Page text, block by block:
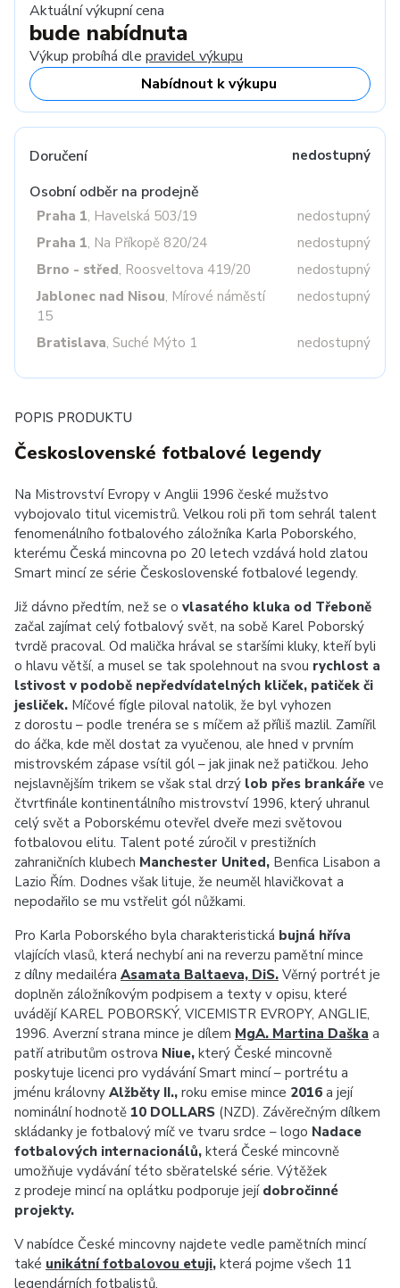
Aktuální výkupní cena
bude nabídnuta
Výkup probíhá dle pravidel výkupu
Nabídnout k výkupu
Doručení nedostupný
Osobní odběr na prodejně
Praha 1, Havelská 503/19
nedostupný
Praha 1, Na Příkopě 820/24
nedostupný
Brno - střed, Roosveltova 419/20
nedostupný
Jablonec nad Nisou, Mírové náměstí
15
nedostupný
Bratislava, Suché Mýto 1 nedostupný
POPIS PRODUKTU
Československé fotbalové legendy
Na Mistrovství Evropy v Anglii 1996 české mužstvo
vybojovalo titul vicemistrů. Velkou roli při tom sehrál talent
fenomenálního fotbalového záložníka Karla Poborského,
kterému Česká mincovna po 20 letech vzdává hold zlatou
Smart mincí ze série Československé fotbalové legendy.
Již dávno předtím, než se o vlasatého kluka od Třeboně
začal zajímat celý fotbalový svět, na sobě Karel Poborský
tvrdě pracoval. Od malička hrával se staršími kluky, kteří byli
o hlavu větší, a musel se tak spolehnout na svou rychlost a
lstivost v podobě nepředvídatelných kliček, patiček či
jesliček. Míčové fígle piloval natolik, že byl vyhozen
z dorostu – podle trenéra se s míčem až příliš mazlil. Zamířil
do áčka, kde měl dostat za vyučenou, ale hned v prvním
mistrovském zápase vsítil gól – jak jinak než patičkou. Jeho
nejslavnějším trikem se však stal drzý lob přes brankáře ve
čtvrtfinále kontinentálního mistrovství 1996, který uhranul
celý svět a Poborskému otevřel dveře mezi světovou
fotbalovou elitu. Talent poté zúročil v prestižních
zahraničních klubech Manchester United, Benfica Lisabon a
Lazio Řím. Dodnes však lituje, že neuměl hlavičkovat a
nepodařilo se mu vstřelit gól nůžkami.
Pro Karla Poborského byla charakteristická bujná hříva
vlajících vlasů, která nechybí ani na reverzu pamětní mince
z dílny medailéra Asamata Baltaeva, DiS. Věrný portrét je
doplněn záložníkovým podpisem a texty v opisu, které
uvádějí KAREL POBORSKÝ, VICEMISTR EVROPY, ANGLIE,
1996. Averzní strana mince je dílem MgA. Martina Daška a
patří atributům ostrova Niue, který České mincovně
poskytuje licenci pro vydávání Smart mincí – portrétu a
jménu královny Alžběty II., roku emise mince 2016 a její
nominální hodnotě 10 DOLLARS (NZD). Závěrečným dílkem
skládanky je fotbalový míč ve tvaru srdce – logo Nadace
fotbalových internacionálů, která České mincovně
umožňuje vydávání této sběratelské série. Výtěžek
z prodeje mincí na oplátku podporuje její dobročinné
projekty.
V nabídce České mincovny najdete vedle pamětních mincí
také unikátní fotbalovou etuji, která pojme všech 11
legendárních fotbalistů.